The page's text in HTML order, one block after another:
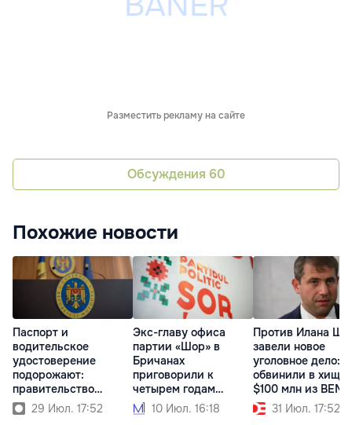
Разместить рекламу на сайте
Обсуждения 60
Похожие новости
Паспорт и
водительское
удостоверение
подорожают:
правительство
утвердило новые
тарифы
29 Июл. 17:52
Экс-главу офиса
партии «Шор» в
Бричанах
приговорили к
четырем годам
тюрьмы
10 Июл. 16:18
Против Илана
завели новое
уголовное дело:
обвинили в
$100 млн из BEM
31 Июл. 17:52